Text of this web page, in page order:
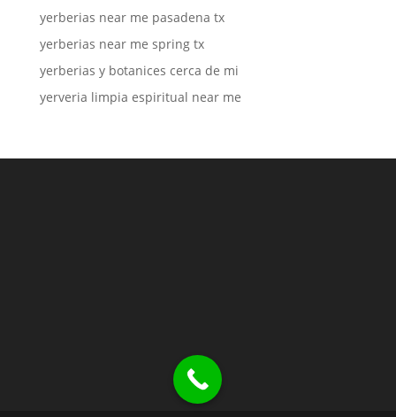
yerberias near me pasadena tx
yerberias near me spring tx
yerberias y botanices cerca de mi
yerveria limpia espiritual near me